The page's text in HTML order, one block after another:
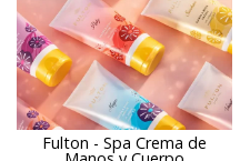
Fulton - Spa Crema de